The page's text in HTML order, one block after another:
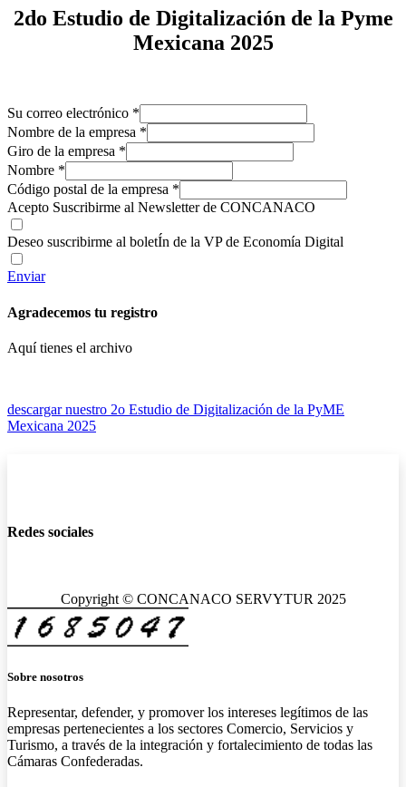
2do Estudio de Digitalización de la Pyme
Mexicana 2025
Su correo electrónico *
Nombre de la empresa *
Giro de la empresa *
Nombre *
Código postal de la empresa *
Acepto Suscribirme al Newsletter de CONCANACO
Deseo suscribirme al boletÍn de la VP de Economía Digital
Enviar
Agradecemos tu registro
Aquí tienes el archivo
descargar nuestro 2o Estudio de Digitalización de la PyME
Mexicana 2025
Redes sociales
Copyright © CONCANACO SERVYTUR 2025
Sobre nosotros
Representar, defender, y promover los intereses legítimos de las
empresas pertenecientes a los sectores Comercio, Servicios y
Turismo, a través de la integración y fortalecimiento de todas las
Cámaras Confederadas.